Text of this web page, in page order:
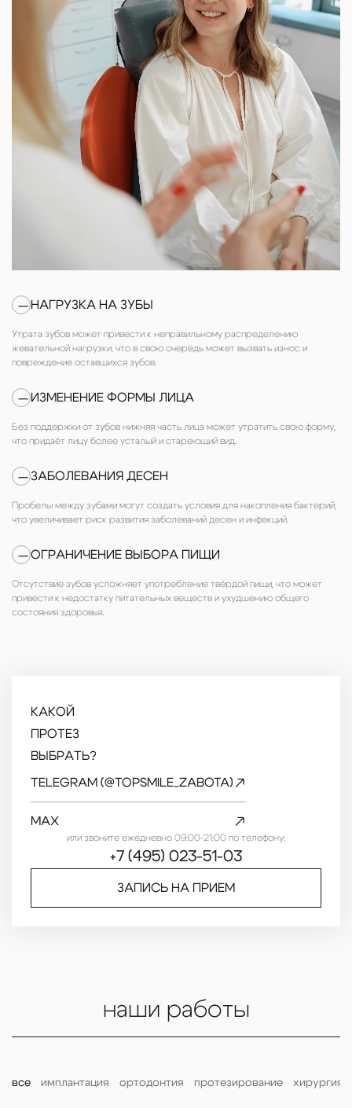
— НАГРУЗКА НА ЗУБЫ
Утрата зубов может привести к неправильному распределению
жевательной нагрузки, что в свою очередь может вызвать износ и
повреждение оставшихся зубов.
— ИЗМЕНЕНИЕ ФОРМЫ ЛИЦА
Без поддержки от зубов нижняя часть лица может утратить свою форму,
что придаёт лицу более усталый и стареющий вид.
— ЗАБОЛЕВАНИЯ ДЕСЕН
Пробелы между зубами могут создать условия для накопления бактерий,
что увеличивает риск развития заболеваний десен и инфекций.
—ОГРАНИЧЕНИЕ ВЫБОРА ПИЩИ
Отсутствие зубов усложняет употребление твёрдой пищи, что может
привести к недостатку питательных веществ и ухудшению общего
состояния здоровья.
КАКОЙ
ПРОТЕЗ
ВЫБРАТЬ?
TELEGRAM (@TOPSMILE_ZABOTA)
MAX
или звоните ежедневно 09:00-21:00 по телефону:
+7 (495) 023-51-03
ЗАПИСЬ НА ПРИЕМ
наши работы
все имплантация ортодонтия протезирование хирургия